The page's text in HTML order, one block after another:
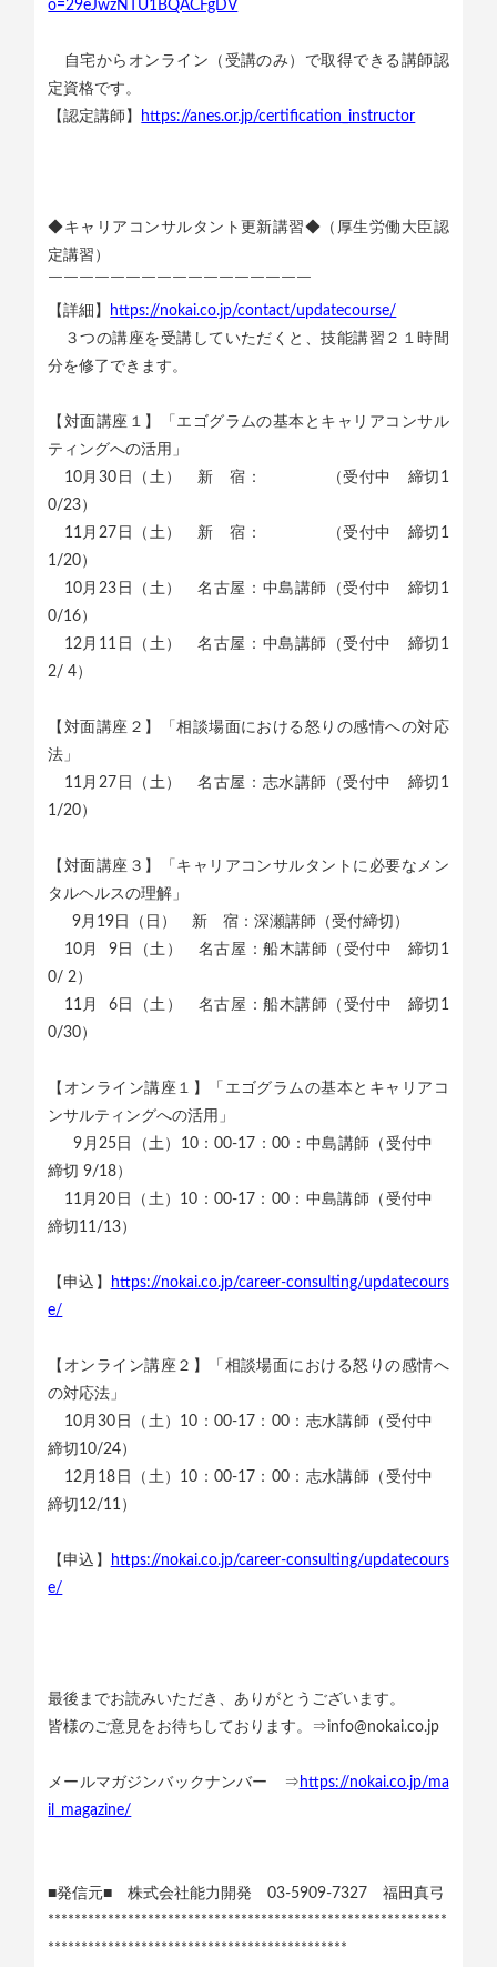
o=29eJwzNTU1BQACFgDV
自宅からオンライン（受講のみ）で取得できる講師認
定資格です。
【認定講師】
https://anes.or.jp/certification_instructor
◆キャリアコンサルタント更新講習◆（厚生労働大臣認
定講習）
￣￣￣￣￣￣￣￣￣￣￣￣￣￣￣￣￣
【詳細】
https://nokai.co.jp/contact/updatecourse/
３つの講座を受講していただくと、技能講習２１時間
分を修了できます。
【対面講座１】「エゴグラムの基本とキャリアコンサル
ティングへの活用」
10月30日（土） 新 宿： （受付中 締切1
0/23）
11月27日（土） 新 宿： （受付中 締切1
1/20）
10月23日（土） 名古屋：中島講師（受付中 締切1
0/16）
12月11日（土） 名古屋：中島講師（受付中 締切1
2/ 4）
【対面講座２】「相談場面における怒りの感情への対応
法」
11月27日（土） 名古屋：志水講師（受付中 締切1
1/20）
【対面講座３】「キャリアコンサルタントに必要なメン
タルヘルスの理解」
9月19日（日） 新 宿：深瀬講師（受付締切）
10月 9日（土） 名古屋：船木講師（受付中 締切1
0/ 2）
11月 6日（土） 名古屋：船木講師（受付中 締切1
0/30）
【オンライン講座１】「エゴグラムの基本とキャリアコ
ンサルティングへの活用」
9月25日（土）10：00-17：00：中島講師（受付中
締切 9/18）
11月20日（土）10：00-17：00：中島講師（受付中
締切11/13）
【申込】
https://nokai.co.jp/career-consulting/updatecours
e/
【オンライン講座２】「相談場面における怒りの感情へ
の対応法」
10月30日（土）10：00-17：00：志水講師（受付中
締切10/24）
12月18日（土）10：00-17：00：志水講師（受付中
締切12/11）
【申込】
https://nokai.co.jp/career-consulting/updatecours
e/
最後までお読みいただき、ありがとうございます。
皆様のご意見をお待ちしております。⇒info@nokai.co.jp
メールマガジンバックナンバー ⇒ https://nokai.co.jp/ma
il_magazine/
■発信元■ 株式会社能力開発 03-5909-7327 福田真弓
************************************************************
*********************************************